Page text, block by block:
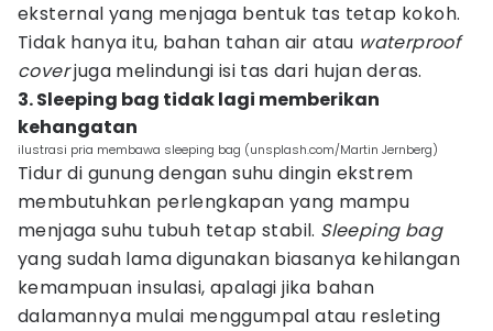
eksternal yang menjaga bentuk tas tetap kokoh.
Tidak hanya itu, bahan tahan air atau waterproof
coverjuga melindungi isi tas dari hujan deras.
3. Sleeping bag tidak lagi memberikan
kehangatan
ilustrasi pria membawa sleeping bag (unsplash.com/Martin Jernberg)
Tidur di gunung dengan suhu dingin ekstrem
membutuhkan perlengkapan yang mampu
menjaga suhu tubuh tetap stabil. Sleeping bag
yang sudah lama digunakan biasanya kehilangan
kemampuan insulasi, apalagi jika bahan
dalamannya mulai menggumpal atau resleting